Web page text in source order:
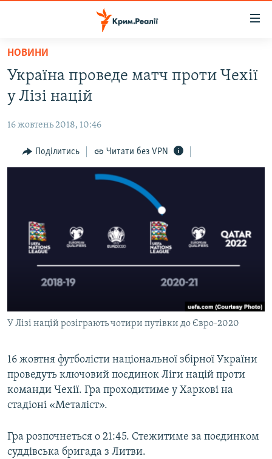
Перейти
основного
матеріалу
Перейти
до
навігації
Перейти
ВОДА.КРИМ
ПОЛІТИКА
БЛОГИ
СПЕЦПРОЕКТИ
ВІДЕОУРОКИ «ELIFBE»
УКРАЇНСЬКА ПРОБЛЕМА КРИМУ
Qırımtatar
Усі сайти RFE/RL
НОВИНИ
Україна проведе матч проти Чехії
у Лізі націй
16 жовтень 2018, 10:46
Поділитись Читати без VPN
У Лізі націй розіграють чотири путівки до Євро-2020
16 жовтня футболісти національної збірної України
проведуть ключовий поєдинок Ліги націй проти
команди Чехії. Гра проходитиме у Харкові на
стадіоні «Металіст».
Гра розпочнеться о 21:45. Стежитиме за поєдинком
суддівська бригада з Литви.